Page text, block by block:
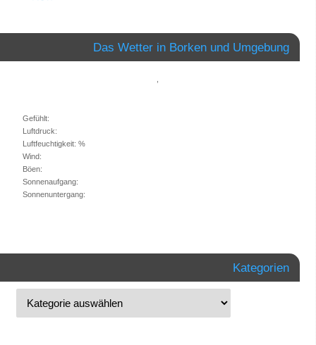
Das Wetter in Borken und Umgebung
Gefühlt:
Luftdruck:
Luftfeuchtigkeit: %
Wind:
Böen:
Sonnenaufgang:
Sonnenuntergang:
Kategorien